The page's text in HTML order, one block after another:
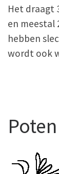
Het draagt
en meestal
hebben
wordt ook
Poten